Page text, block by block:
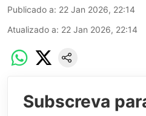
Publicado a: 22 Jan 2026, 22:14
Atualizado a: 22 Jan 2026, 22:14
Subscreva